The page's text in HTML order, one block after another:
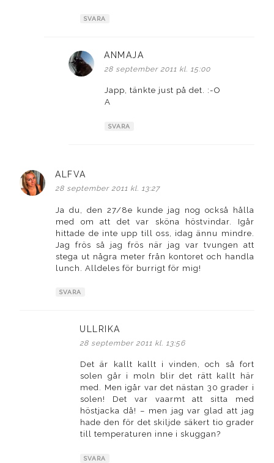
SVARA
ANMAJA
28 september 2011 kl. 15:00
Japp, tänkte just på det. :-O
A
SVARA
ALFVA
28 september 2011 kl. 13:27
Ja du, den 27/8e kunde jag nog också hålla
med om att det var sköna höstvindar. Igår
hittade de inte upp till oss, idag ännu mindre.
Jag frös så jag frös när jag var tvungen att
stega ut några meter från kontoret och handla
lunch. Alldeles för burrigt för mig!
SVARA
ULLRIKA
28 september 2011 kl. 13:56
Det är kallt kallt i vinden, och så fort
solen går i moln blir det rätt kallt här
med. Men igår var det nästan 30 grader i
solen! Det var vaarmt att sitta med
höstjacka då! – men jag var glad att jag
hade den för det skiljde säkert tio grader
till temperaturen inne i skuggan?
SVARA